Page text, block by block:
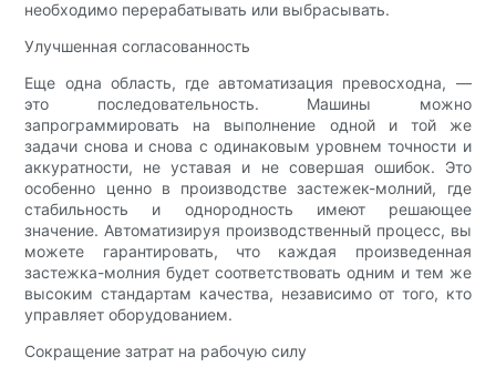
необходимо перерабатывать или выбрасывать.
Улучшенная согласованность
Еще одна область, где автоматизация превосходна, —
это последовательность. Машины можно
запрограммировать на выполнение одной и той же
задачи снова и снова с одинаковым уровнем точности и
аккуратности, не уставая и не совершая ошибок. Это
особенно ценно в производстве застежек-молний, где
стабильность и однородность имеют решающее
значение. Автоматизируя производственный процесс, вы
можете гарантировать, что каждая произведенная
застежка-молния будет соответствовать одним и тем же
высоким стандартам качества, независимо от того, кто
управляет оборудованием.
Сокращение затрат на рабочую силу